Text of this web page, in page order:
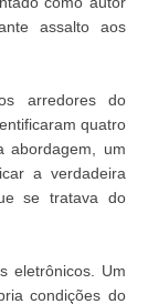
assalto aos
arredores do
quatro
abordagem, um
a verdadeira
se tratava do
eletrônicos. Um
condições do